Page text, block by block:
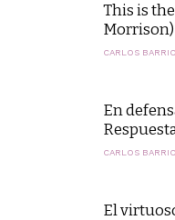
This is
Morrison)
CARLOS BARRIO
En
CARLOS BARRIO
El